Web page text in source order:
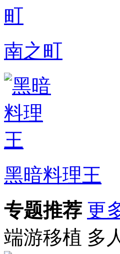
南之町
黑暗料理王
专题推荐 更
端游移植 多